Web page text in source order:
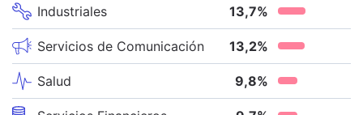
Industriales 13,7%
Servicios de Comunicación 13,2%
Salud 9,8%